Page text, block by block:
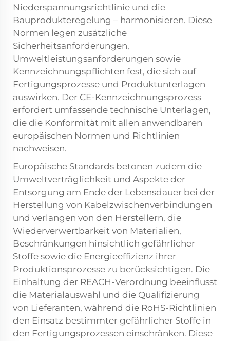
Niederspannungsrichtlinie und die
Bauprodukteregelung – harmonisieren. Diese
Normen legen zusätzliche
Sicherheitsanforderungen,
Umweltleistungsanforderungen sowie
Kennzeichnungspflichten fest, die sich auf
Fertigungsprozesse und Produktunterlagen
auswirken. Der CE-Kennzeichnungsprozess
erfordert umfassende technische Unterlagen,
die die Konformität mit allen anwendbaren
europäischen Normen und Richtlinien
nachweisen.
Europäische Standards betonen zudem die
Umweltverträglichkeit und Aspekte der
Entsorgung am Ende der Lebensdauer bei der
Herstellung von Kabelzwischenverbindungen
und verlangen von den Herstellern, die
Wiederverwertbarkeit von Materialien,
Beschränkungen hinsichtlich gefährlicher
Stoffe sowie die Energieeffizienz ihrer
Produktionsprozesse zu berücksichtigen. Die
Einhaltung der REACH-Verordnung beeinflusst
die Materialauswahl und die Qualifizierung
von Lieferanten, während die RoHS-Richtlinien
den Einsatz bestimmter gefährlicher Stoffe in
den Fertigungsprozessen einschränken. Diese